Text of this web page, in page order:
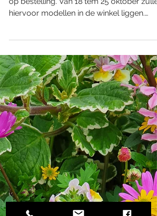
caroline verheggen
We maken graag je
op bestelling. Van 18 tem 25 oktober
hiervoor modellen in de winkel liggen.
Vanaf 26 oktober zijn er voldoende
die je direct kan meenemen. EXTRA OPEN
28 oktober van 9u tot 16u. Allerheiligen en
Allerzielen : 9u tot 16u.